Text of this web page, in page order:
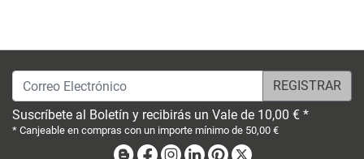
Correo Electrónico
Suscríbete al Boletín y recibirás un Vale de 10,00 € *
* Canjeable en compras con un importe mínimo de 50,00 €
BlogFacebook
Instagram
LinkedinPinterest